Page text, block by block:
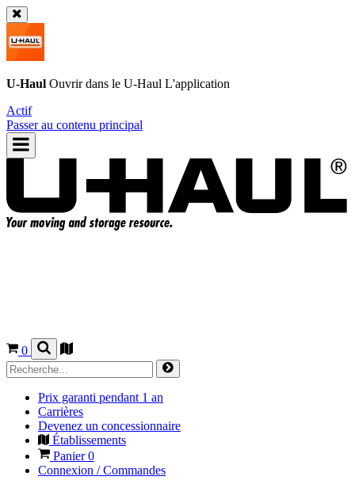
U-Haul Ouvrir dans le U-Haul L'application
Actif
Passer au contenu principal
0
Prix garanti pendant 1 an
Carrières
Devenez un concessionnaire
Établissements
Panier0
Connexion / Commandes